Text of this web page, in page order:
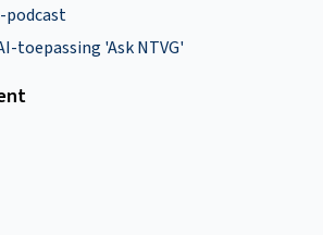
podcast
toepassing 'Ask NTVG'